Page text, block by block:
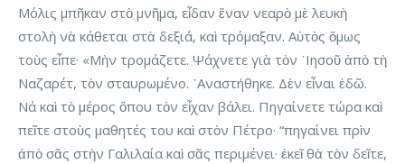
Μόλις μπῆκαν στὸ μνῆμα, εἶδαν ἕναν νεαρὸ μὲ λευκὴ
στολὴ νὰ κάθεται στὰ δεξιά, καὶ τρόμαξαν. Αὐτὸς ὅμως
τοὺς εἶπε· «Μὴν τρομάζετε. Ψάχνετε γιὰ τὸν ᾿Ιησοῦ ἀπὸ τὴ
Ναζαρέτ, τὸν σταυρωμένο. ᾿Αναστήθηκε. Δὲν εἶναι ἐδῶ.
Νά καὶ τὸ μέρος ὅπου τὸν εἶχαν βάλει. Πηγαίνετε τώρα καὶ
πεῖτε στοὺς μαθητές του καὶ στὸν Πέτρο· “πηγαίνει πρὶν
ἀπὸ σᾶς στὴν Γαλιλαία καὶ σᾶς περιμένει· ἐκεῖ θὰ τὸν δεῖτε,